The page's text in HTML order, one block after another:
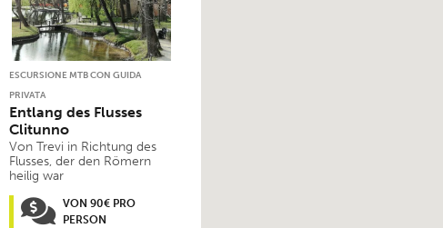
ESCURSIONE MTB CON GUIDA
PRIVATA
Entlang des Flusses
Clitunno
Von Trevi in Richtung des
Flusses, der den Römern
heilig war
VON 90€ PRO
PERSON